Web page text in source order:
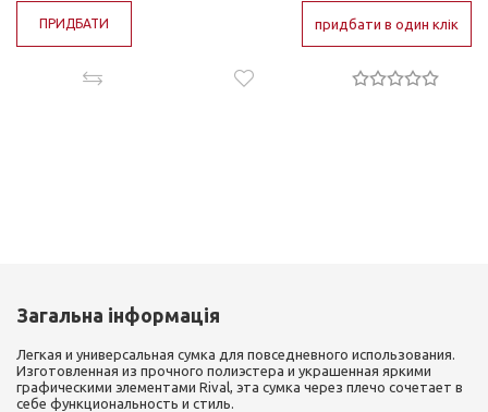
ПРИДБАТИ придбати в один клік
Загальна інформація
Легкая и универсальная сумка для повседневного использования.
Изготовленная из прочного полиэстера и украшенная яркими
графическими элементами Rival, эта сумка через плечо сочетает в
себе функциональность и стиль.